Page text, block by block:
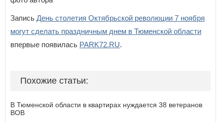
Запись День столетия Октябрьской революции 7 ноября
могут сделать праздничным днем в Тюменской области
впервые появилась PARK72.RU.
Похожие статьи:
В Тюменской области в квартирах нуждается 38 ветеранов
ВОВ